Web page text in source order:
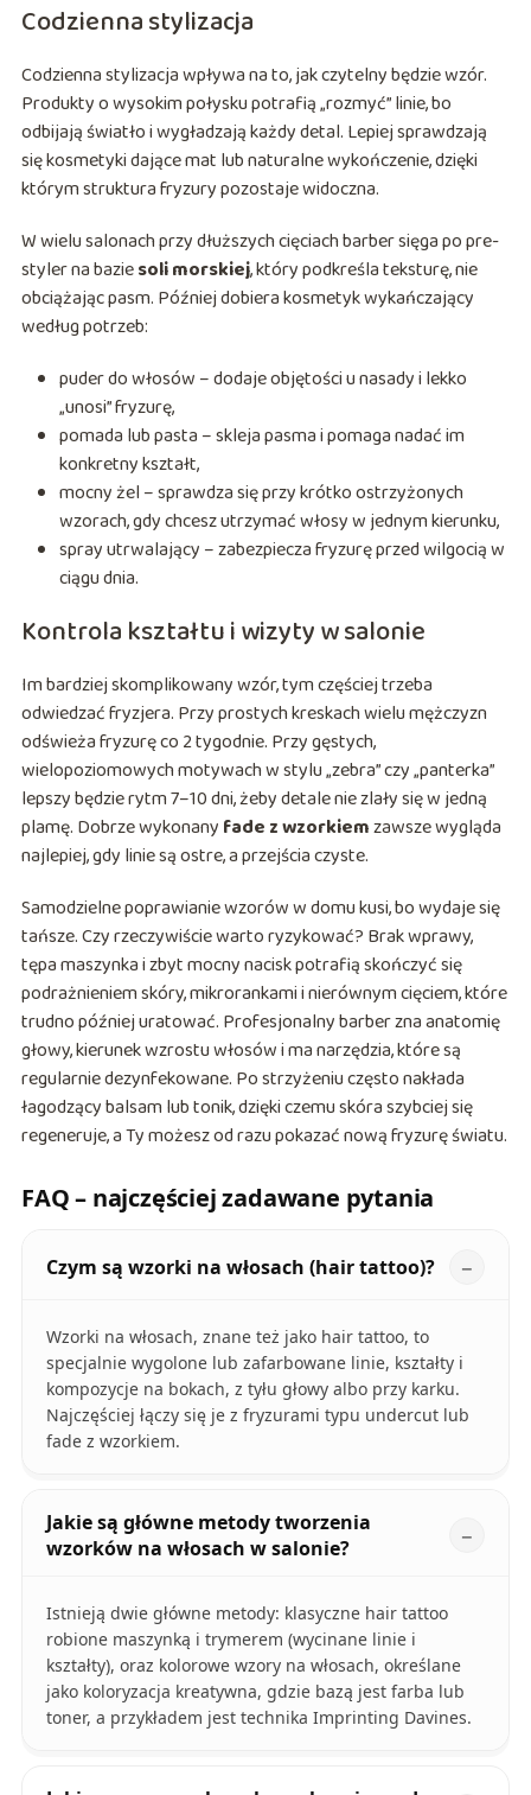
Codzienna stylizacja
Codzienna stylizacja wpływa na to, jak czytelny będzie wzór.
Produkty o wysokim połysku potrafią „rozmyć” linie, bo
odbijają światło i wygładzają każdy detal. Lepiej sprawdzają
się kosmetyki dające mat lub naturalne wykończenie, dzięki
którym struktura fryzury pozostaje widoczna.
W wielu salonach przy dłuższych cięciach barber sięga po pre-
styler na baziesoli morskiej, który podkreśla teksturę, nie
obciążając pasm. Później dobiera kosmetyk wykańczający
według potrzeb:
puder do włosów – dodaje objętości u nasady i lekko
„unosi” fryzurę,
pomada lub pasta – skleja pasma i pomaga nadać im
konkretny kształt,
mocny żel – sprawdza się przy krótko ostrzyżonych
wzorach, gdy chcesz utrzymać włosy w jednym kierunku,
spray utrwalający – zabezpiecza fryzurę przed wilgocią w
ciągu dnia.
Kontrola kształtu i wizyty w salonie
Im bardziej skomplikowany wzór, tym częściej trzeba
odwiedzać fryzjera. Przy prostych kreskach wielu mężczyzn
odświeża fryzurę co 2 tygodnie. Przy gęstych,
wielopoziomowych motywach w stylu „zebra” czy „panterka”
lepszy będzie rytm 7–10 dni, żeby detale nie zlały się w jedną
plamę. Dobrze wykonany fade z wzorkiemzawsze wygląda
najlepiej, gdy linie są ostre, a przejścia czyste.
Samodzielne poprawianie wzorów w domu kusi, bo wydaje się
tańsze. Czy rzeczywiście warto ryzykować? Brak wprawy,
tępa maszynka i zbyt mocny nacisk potrafią skończyć się
podrażnieniem skóry, mikrorankami i nierównym cięciem, które
trudno później uratować. Profesjonalny barber zna anatomię
głowy, kierunek wzrostu włosów i ma narzędzia, które są
regularnie dezynfekowane. Po strzyżeniu często nakłada
łagodzący balsam lub tonik, dzięki czemu skóra szybciej się
regeneruje, a Ty możesz od razu pokazać nową fryzurę światu.
FAQ – najczęściej zadawane pytania
Czym są wzorki na włosach (hair tattoo)?
Wzorki na włosach, znane też jako hair tattoo, to
specjalnie wygolone lub zafarbowane linie, kształty i
kompozycje na bokach, z tyłu głowy albo przy karku.
Najczęściej łączy się je z fryzurami typu undercut lub
fade z wzorkiem.
Jakie są główne metody tworzenia
wzorków na włosach w salonie?
Istnieją dwie główne metody: klasyczne hair tattoo
robione maszynką i trymerem (wycinane linie i
kształty), oraz kolorowe wzory na włosach, określane
jako koloryzacja kreatywna, gdzie bazą jest farba lub
toner, a przykładem jest technika Imprinting Davines.